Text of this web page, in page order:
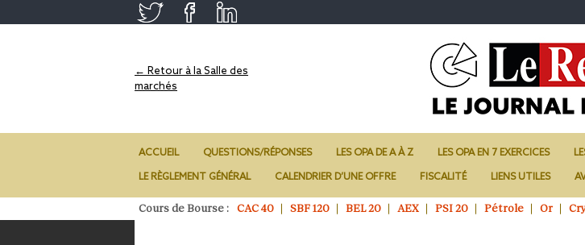
← Retour à la Salle des
marchés
ACCUEIL QUESTIONS/RÉPONSES LES OPA DE A À Z LES OPA EN 7 EXERCICES
LE RÈGLEMENT GÉNÉRAL CALENDRIER D’UNE OFFRE FISCALITÉ LIENS UTILES
Cours de Bourse : CAC 40 SBF 120 BEL 20 AEX PSI 20 Pétrole Or